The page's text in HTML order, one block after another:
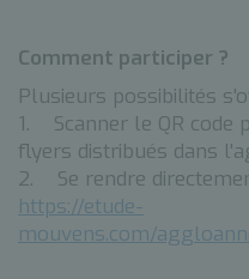
Comment participer ?
Plusieurs possibilités
1. Scanner le QR code
flyers distribués dans
2. Se rendre
https://etude-
mouvens.com/